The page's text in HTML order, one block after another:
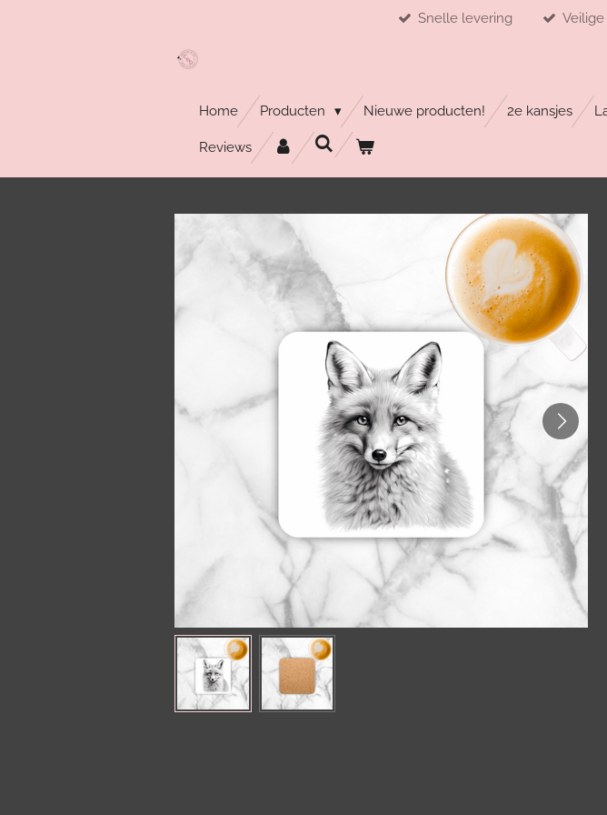
Snelle levering
Home Producten Nieuwe producten! 2e kansjes
Reviews